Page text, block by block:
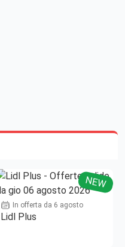
NEW
In offerta da 6 agosto
Lidl Plus